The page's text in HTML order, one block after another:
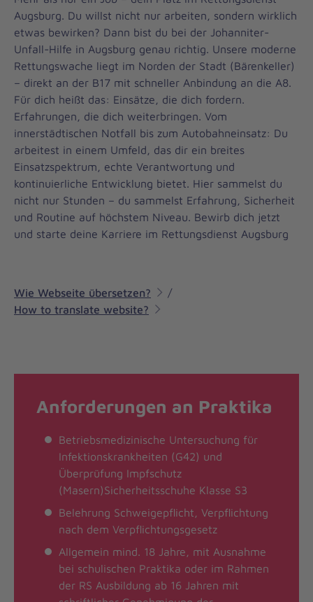
Augsburg. Du willst nicht nur arbeiten, sondern wirklich
etwas bewirken? Dann bist du bei der Johanniter-
Unfall-Hilfe in Augsburg genau richtig. Unsere moderne
Rettungswache liegt im Norden der Stadt (Bärenkeller)
– direkt an der B17 mit schneller Anbindung an die A8.
Für dich heißt das: Einsätze, die dich fordern.
Erfahrungen, die dich weiterbringen. Vom
innerstädtischen Notfall bis zum Autobahneinsatz: Du
arbeitest in einem Umfeld, das dir ein breites
Einsatzspektrum, echte Verantwortung und
kontinuierliche Entwicklung bietet. Hier sammelst du
nicht nur Stunden – du sammelst Erfahrung, Sicherheit
und Routine auf höchstem Niveau. Bewirb dich jetzt
und starte deine Karriere im Rettungsdienst Augsburg
Wie Webseite übersetzen?
/
How to translate website?
Anforderungen an Praktika
Betriebsmedizinische Untersuchung für
Infektionskrankheiten (G42) und
Überprüfung Impfschutz
(Masern)Sicherheitsschuhe Klasse S3
Belehrung Schweigepflicht, Verpflichtung
nach dem Verpflichtungsgesetz
Allgemein mind. 18 Jahre, mit Ausnahme
bei schulischen Praktika oder im Rahmen
der RS Ausbildung ab 16 Jahren mit